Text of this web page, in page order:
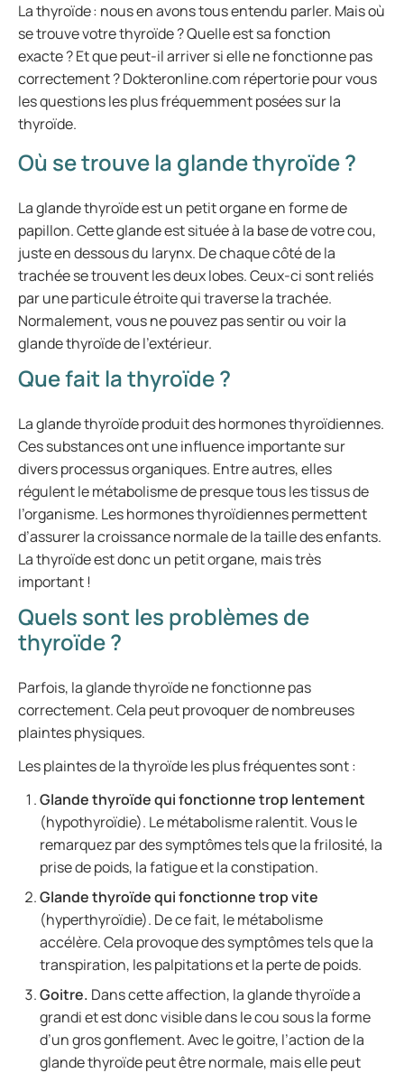
La thyroïde : nous en avons tous entendu parler. Mais où
se trouve votre thyroïde ? Quelle est sa fonction
exacte ? Et que peut-il arriver si elle ne fonctionne pas
correctement ? Dokteronline.com répertorie pour vous
les questions les plus fréquemment posées sur la
thyroïde.
Où se trouve la glande thyroïde ?
La glande thyroïde est un petit organe en forme de
papillon. Cette glande est située à la base de votre cou,
juste en dessous du larynx. De chaque côté de la
trachée se trouvent les deux lobes. Ceux-ci sont reliés
par une particule étroite qui traverse la trachée.
Normalement, vous ne pouvez pas sentir ou voir la
glande thyroïde de l’extérieur.
Que fait la thyroïde ?
La glande thyroïde produit des hormones thyroïdiennes.
Ces substances ont une influence importante sur
divers processus organiques. Entre autres, elles
régulent le métabolisme de presque tous les tissus de
l’organisme. Les hormones thyroïdiennes permettent
d’assurer la croissance normale de la taille des enfants.
La thyroïde est donc un petit organe, mais très
important !
Quels sont les problèmes de
thyroïde ?
Parfois, la glande thyroïde ne fonctionne pas
correctement. Cela peut provoquer de nombreuses
plaintes physiques.
Les plaintes de la thyroïde les plus fréquentes sont :
Glande thyroïde qui fonctionne trop lentement
(hypothyroïdie). Le métabolisme ralentit. Vous le
remarquez par des symptômes tels que la frilosité, la
prise de poids, la fatigue et la constipation.
Glande thyroïde qui fonctionne trop vite
(hyperthyroïdie). De ce fait, le métabolisme
accélère. Cela provoque des symptômes tels que la
transpiration, les palpitations et la perte de poids.
Goitre. Dans cette affection, la glande thyroïde a
grandi et est donc visible dans le cou sous la forme
d’un gros gonflement. Avec le goitre, l’action de la
glande thyroïde peut être normale, mais elle peut